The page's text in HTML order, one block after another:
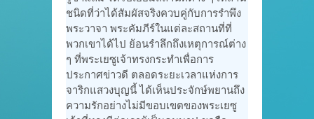
ชนิดที่ว่าได้สัมผัสจริงควบคู่กับการรำพึง
พระวาจา พระคัมภีร์ในแต่ละสถานที่ที่
พวกเขาได้ไป ย้อนรำลึกถึงเหตุการณ์ต่าง
ๆ ที่พระเยซูเจ้าทรงกระทำเพื่อการ
ประกาศข่าวดี ตลอดระยะเวลาแห่งการ
จาริกแสวงบุญนี้ ได้เห็นประจักษ์พยานถึง
ความรักอย่างไม่มีขอบเขตของพระเยซู